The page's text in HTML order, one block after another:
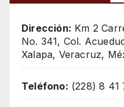
Dirección: Km 2
No. 341, Col.
Xalapa, Veracruz,
Teléfono: (228) 8 41